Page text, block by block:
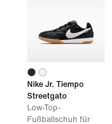
Nike Jr. Tiempo
Streetgato
Low-Top-
Fußballschuh für